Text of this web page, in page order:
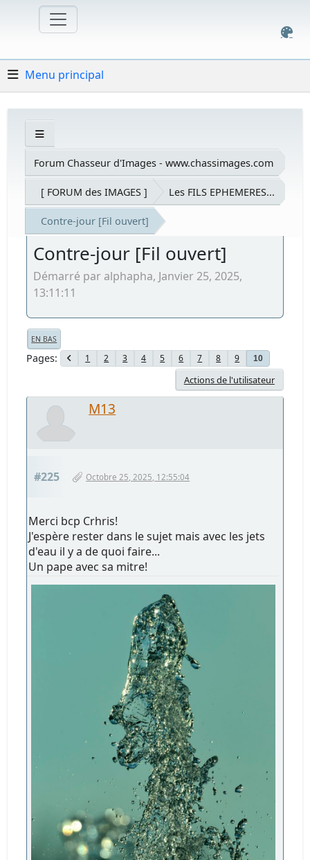
Menu principal
Forum Chasseur d'Images - www.chassimages.com
[ FORUM des IMAGES ] Les FILS EPHEMERES...
Contre-jour [Fil ouvert]
Contre-jour [Fil ouvert]
Démarré par alphapha, Janvier 25, 2025,
13:11:11
EN BAS
Pages 1 2 3 4 5 6 7 8 9 10
Actions de l'utilisateur
M13
#225 Octobre 25, 2025, 12:55:04
Merci bcp Crhris!
J'espère rester dans le sujet mais avec les jets
d'eau il y a de quoi faire...
Un pape avec sa mitre!